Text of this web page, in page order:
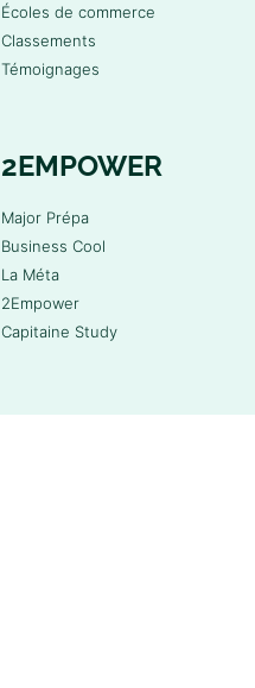
Écoles de commerce
Classements
Témoignages
2EMPOWER
Major Prépa
Business Cool
La Méta
2Empower
Capitaine Study